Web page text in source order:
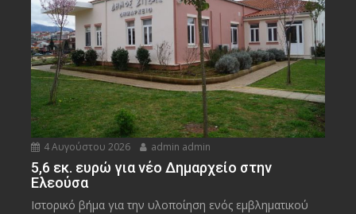
4 Αυγούστου 2026 admin admin
5,6 εκ. ευρώ για νέο Δημαρχείο στην
Ελεούσα
Ιστορικό βήμα για την υλοποίηση ενός εμβληματικού